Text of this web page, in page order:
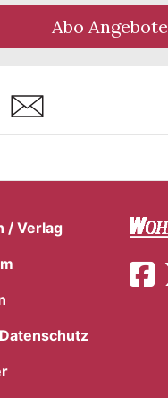
Abo Angebote
Share
/ Verlag